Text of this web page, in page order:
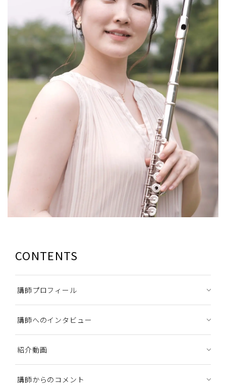
CONTENTS
講師プロフィール
講師へのインタビュー
紹介動画
講師からのコメント